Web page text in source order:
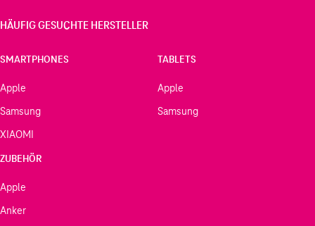
HÄUFIG GESUCHTE HERSTELLER
SMARTPHONES
Apple
Samsung
XIAOMI
TABLETS
Apple
Samsung
ZUBEHÖR
Apple
Anker